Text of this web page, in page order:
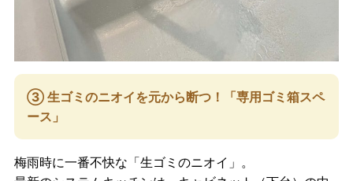
③ 生ゴミのニオイを元から断つ！「専用ゴミ箱スペ
ース」
梅雨時に一番不快な「生ゴミのニオイ」。